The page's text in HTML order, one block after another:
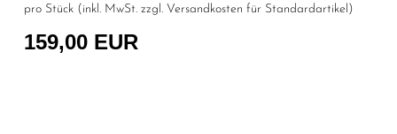
pro Stück (inkl. MwSt. zzgl. Versandkosten für Standardartikel )
159,00 EUR